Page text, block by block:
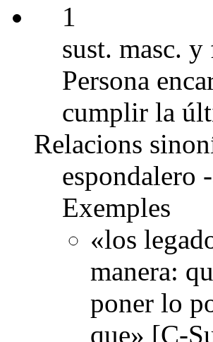
1
sust. masc. y
Persona
cumplir la
Relacions
espondalero
Exemples
«los
manera:
poner lo
que» [C-